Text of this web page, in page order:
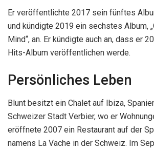
Er veröffentlichte 2017 sein fünftes
und kündigte 2019 ein sechstes Album,
Mind“, an. Er kündigte auch an, dass er
Hits-Album veröffentlichen werde.
Persönliches Leben
Blunt besitzt ein Chalet auf Ibiza,
Schweizer Stadt Verbier, wo er
eröffnete 2007 ein Restaurant auf der
namens La Vache in der Schweiz. Im